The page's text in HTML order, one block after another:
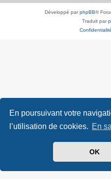
En poursuivant votre
l’utilisation de cookies. En
OK
Développé parphpBB®
Traduit par
Confidentialité